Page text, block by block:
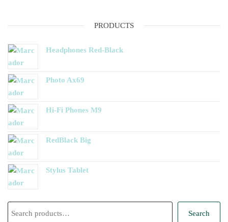
PRODUCTS
Headphones Red-Black
Photo Ax69
Hi-Fi Phones M9
RedBlack Big
Stylus Tablet
Search